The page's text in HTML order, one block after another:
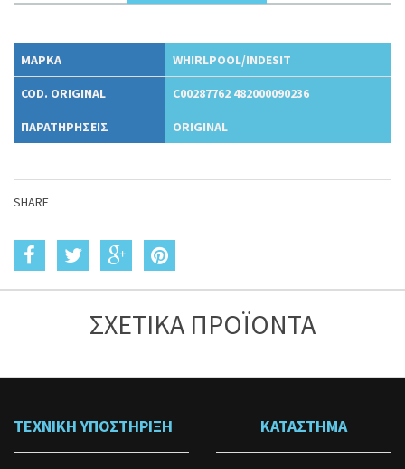
ΜΑΡΚΑ WHIRLPOOL/INDESIT
COD. ORIGINAL C00287762 482000090236
ΠΑΡΑΤΗΡΗΣΕΙΣ ORIGINAL
SHARE
ΣΧΕΤΙΚΑ ΠΡΟΪΟΝΤΑ
ΤΕΧΝΙΚΗ ΥΠΟΣΤΗΡΙΞΗ ΚΑΤΑΣΤΗΜΑ